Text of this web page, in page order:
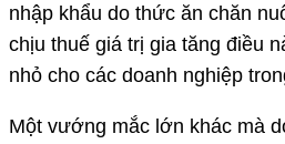
nhập khẩu do thức ăn chăn
chịu thuế giá trị gia tăng điều
nhỏ cho các doanh nghiệp
Một vướng mắc lớn khác mà